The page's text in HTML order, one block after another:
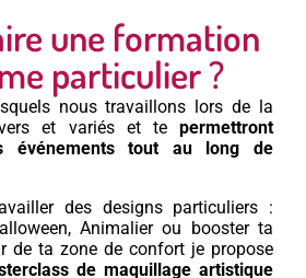
une formation
particulier ?
nous travaillons lors de la
et variés et te permettront
événements tout au long de
des designs particuliers :
Animalier ou booster ta
de ta zone de confort je propose
de maquillage artistique